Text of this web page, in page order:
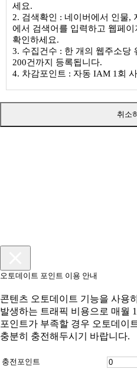
세요.
2. 검색확인 : 네이버에서 인물,
에서 검색어를 입력하고 웹페
확인하세요.
3. 수집건수 : 한 개의 웹주소당
200건까지 등록됩니다.
4. 차감포인트 : 자동 IAM 1회
취소
오토데이트 포인트 이용 안내
콘텐츠 오토데이트 기능을 사용
발생하는 트래픽 비용으로 매월
포인트가 부족할 경우 오토데이
충분히 충전해두시기 바랍니다.
충전포인트